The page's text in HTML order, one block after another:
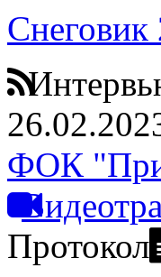
Снеговик
ФОК
Протокол